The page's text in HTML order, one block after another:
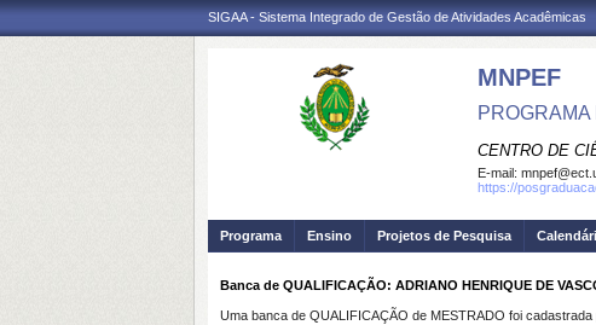
SIGAA - Sistema Integrado de Gestão de Atividades Acadêmicas
MNPEF
CENTRO DE
E-mail:
https://
Programa Ensino Projetos de Pesquisa
Banca de QUALIFICAÇÃO: ADRIANO HENRIQUE DE
Uma banca de QUALIFICAÇÃO de MESTRADO foi cadastrada